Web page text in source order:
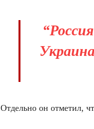
Отдельно он отметил,